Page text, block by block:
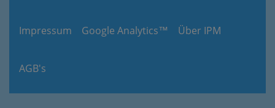
Impressum Google Analytics™ Über IPM
AGB's